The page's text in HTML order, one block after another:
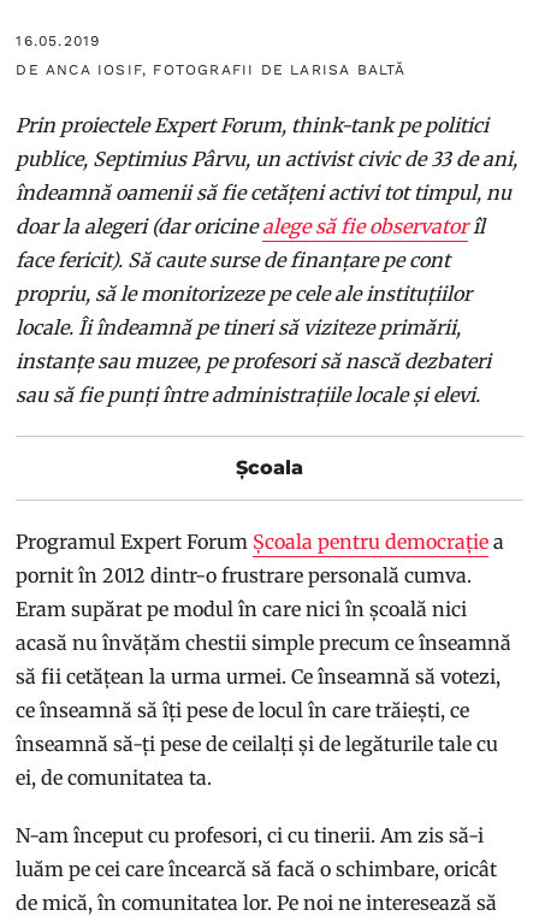
16.05.2019
DE ANCA IOSIF, FOTOGRAFII DE LARISA BALTĂ
Prin proiectele Expert Forum, think-tank pe politici
publice, Septimius Pârvu, un activist civic de 33 de ani,
îndeamnă oamenii să fie cetățeni activi tot timpul, nu
doar la alegeri (dar oricinealege să fie observatorîl
face fericit). Să caute surse de finanțare pe cont
propriu, să le monitorizeze pe cele ale instituțiilor
locale. Îi îndeamnă pe tineri să viziteze primării,
instanțe sau muzee, pe profesori să nască dezbateri
sau să fie punți între administrațiile locale și elevi.
Școala
Programul Expert Forum Școala pentru democrație a
pornit în 2012 dintr-o frustrare personală cumva.
Eram supărat pe modul în care nici în școală nici
acasă nu învățăm chestii simple precum ce înseamnă
să fii cetățean la urma urmei. Ce înseamnă să votezi,
ce înseamnă să îți pese de locul în care trăiești, ce
înseamnă să-ți pese de ceilalți și de legăturile tale cu
ei, de comunitatea ta.
N-am început cu profesori, ci cu tinerii. Am zis să-i
luăm pe cei care încearcă să facă o schimbare, oricât
de mică, în comunitatea lor. Pe noi ne interesează să